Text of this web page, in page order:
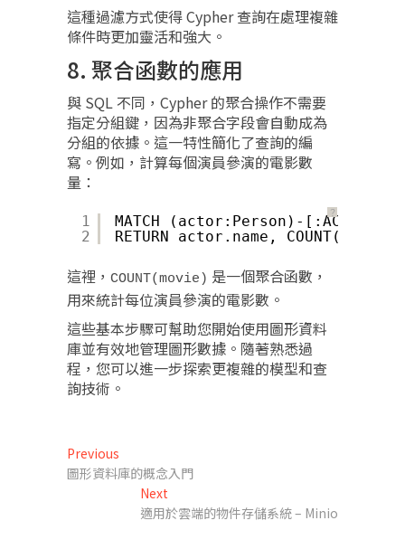
這種過濾方式使得 Cypher 查詢在處理複雜
條件時更加靈活和強大。
8. 聚合函數的應用
與 SQL 不同，Cypher 的聚合操作不需要
指定分組鍵，因為非聚合字段會自動成為
分組的依據。這一特性簡化了查詢的編
寫。例如，計算每個演員參演的電影數
量：
？
1
2
MATCH (actor:Person)-
RETURN actor.name, COUNT(movie)
這裡， COUNT(movie) 是一個聚合函數，
用來統計每位演員參演的電影數。
這些基本步驟可幫助您開始使用圖形資料
庫並有效地管理圖形數據。隨著熟悉過
程，您可以進一步探索更複雜的模型和查
詢技術。
文
章
Previous
post:
圖形資料庫的概念入門
Next
post:
適用於雲端的物件存儲系統 – Minio